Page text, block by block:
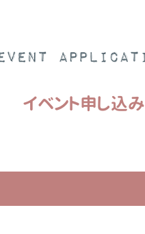
イベント申し込み